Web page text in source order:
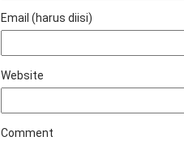
Email (harus diisi)
Website
Comment